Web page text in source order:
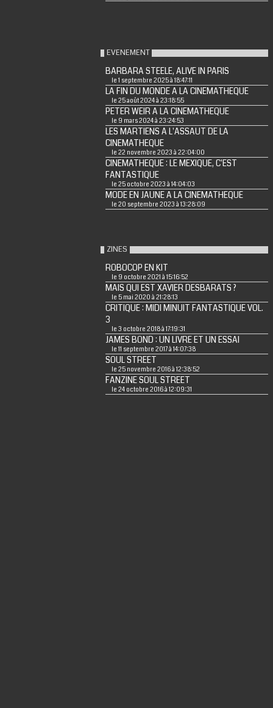
EVENEMENT
BARBARA STEELE, ALIVE IN PARIS
le 1 septembre 2025 à 18:47:11
LA FIN DU MONDE A LA CINEMATHEQUE
le 25 août 2024 à 23:18:55
PETER WEIR A LA CINEMATHEQUE
le 9 mars 2024 à 23:24:53
LES MARTIENS A L'ASSAUT DE LA
CINEMATHEQUE
le 22 novembre 2023 à 22:04:00
CINEMATHEQUE : LE MEXIQUE, C'EST
FANTASTIQUE
le 25 octobre 2023 à 14:04:03
MODE EN JAUNE A LA CINEMATHEQUE
le 20 septembre 2023 à 13:28:09
ZINES
ROBOCOP EN KIT
le 9 octobre 2021 à 15:16:52
MAIS QUI EST XAVIER DESBARATS ?
le 5 mai 2020 à 21:28:13
CRITIQUE : MIDI MINUIT FANTASTIQUE VOL.
3
le 3 octobre 2018 à 17:19:31
JAMES BOND : UN LIVRE ET UN ESSAI
le 11 septembre 2017 à 14:07:38
SOUL STREET
le 25 novembre 2016 à 12:38:52
FANZINE SOUL STREET
le 24 octobre 2016 à 12:09:31